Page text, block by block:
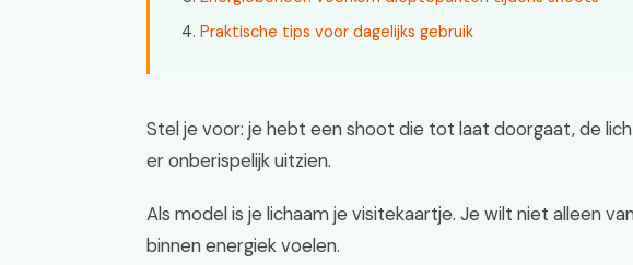
Praktische tips voor dagelijks gebruik
Stel je voor: je hebt een shoot die tot laat doorgaat, de
er onberispelijk uitzien.
Als model is je lichaam je visitekaartje. Je wilt niet alleen
binnen energiek voelen.